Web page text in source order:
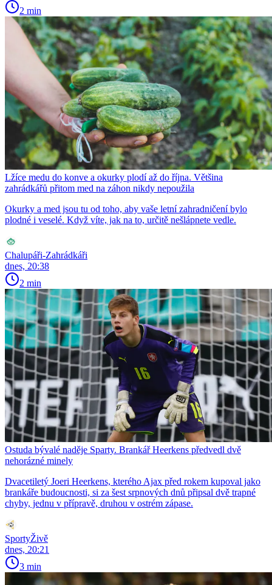
2 min
Lžíce medu do konve a okurky plodí až do října. Většina
zahrádkářů přitom med na záhon nikdy nepoužila
Okurky a med jsou tu od toho, aby vaše letní zahradničení bylo
plodné i veselé. Když víte, jak na to, určitě nešlápnete vedle.
Chalupáři-Zahrádkáři
dnes, 20:38
2 min
Ostuda bývalé naděje Sparty. Brankář Heerkens předvedl dvě
nehorázné minely
Dvacetiletý Joeri Heerkens, kterého Ajax před rokem kupoval jako
brankáře budoucnosti, si za šest srpnových dnů připsal dvě trapné
chyby, jednu v přípravě, druhou v ostrém zápase.
SportyŽivě
dnes, 20:21
3 min